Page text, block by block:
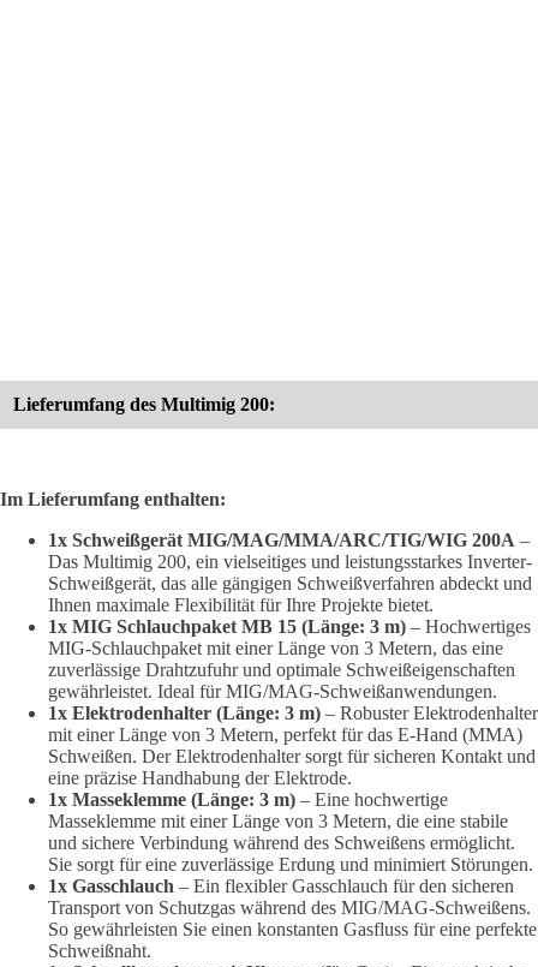
Lieferumfang des Multimig 200:
Im Lieferumfang enthalten:
1x Schweißgerät MIG/MAG/MMA/ARC/TIG/WIG 200A –
Das Multimig 200, ein vielseitiges und leistungsstarkes Inverter-
Schweißgerät, das alle gängigen Schweißverfahren abdeckt und
Ihnen maximale Flexibilität für Ihre Projekte bietet.
1x MIG Schlauchpaket MB 15 (Länge: 3 m) – Hochwertiges
MIG-Schlauchpaket mit einer Länge von 3 Metern, das eine
zuverlässige Drahtzufuhr und optimale Schweißeigenschaften
gewährleistet. Ideal für MIG/MAG-Schweißanwendungen.
1x Elektrodenhalter (Länge: 3 m) – Robuster Elektrodenhalter
mit einer Länge von 3 Metern, perfekt für das E-Hand (MMA)
Schweißen. Der Elektrodenhalter sorgt für sicheren Kontakt und
eine präzise Handhabung der Elektrode.
1x Masseklemme (Länge: 3 m) – Eine hochwertige
Masseklemme mit einer Länge von 3 Metern, die eine stabile
und sichere Verbindung während des Schweißens ermöglicht.
Sie sorgt für eine zuverlässige Erdung und minimiert Störungen.
1x Gasschlauch – Ein flexibler Gasschlauch für den sicheren
Transport von Schutzgas während des MIG/MAG-Schweißens.
So gewährleisten Sie einen konstanten Gasfluss für eine perfekte
Schweißnaht.